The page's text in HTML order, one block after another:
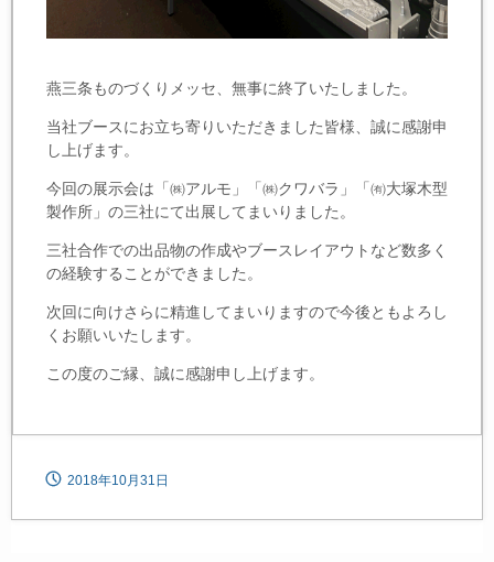
燕三条ものづくりメッセ、無事に終了いたしました。
当社ブースにお立ち寄りいただきました皆様、誠に感謝申
し上げます。
今回の展示会は「㈱アルモ」「㈱クワバラ」「㈲大塚木型
製作所」の三社にて出展してまいりました。
三社合作での出品物の作成やブースレイアウトなど数多く
の経験することができました。
次回に向けさらに精進してまいりますので今後ともよろし
くお願いいたします。
この度のご縁、誠に感謝申し上げます。
2018年10月31日